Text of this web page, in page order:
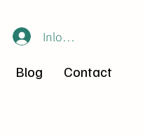
Inloggen
Blog Contact